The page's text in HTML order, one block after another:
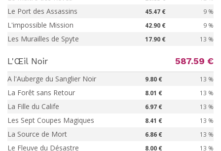
Le Port des Assassins 45.47 € 9 %
L'impossible Mission 42.90 € 9 %
Les Murailles de Spyte 17.90 € 13 %
L'Œil Noir 587.59 €
A l'Auberge du Sanglier Noir 9.80 € 13 %
La Forêt sans Retour 8.01 € 13 %
La Fille du Calife 6.97 € 13 %
Les Sept Coupes Magiques 8.41 € 13 %
La Source de Mort 6.86 € 13 %
Le Fleuve du Désastre 8.00 € 13 %